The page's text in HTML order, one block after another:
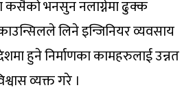
कसैको भनसुन नलाग्नेमा ढुक्क
लिने इन्जिनियर व्यवसाय
देशमा हुने निर्माणका कामहरुलाई उन्नत
व्यक्त गरे ।